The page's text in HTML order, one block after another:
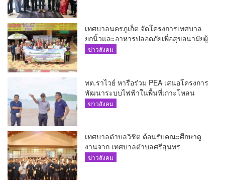
เทศบาลนครภูเก็ต จัดโครงการเทศบาล
ยกนิ้วและอาหารปลอดภัยเพื่อสุขอนามัยผู้
บริโภค
ข่าวสังคม
ทต.ราไวย์ หารือร่วม PEA เสนอโครงการ
พัฒนาระบบไฟฟ้าในพื้นที่เกาะโหลน
ข่าวสังคม
เทศบาลตำบลวิชิต ต้อนรับคณะศึกษาดู
งานจาก เทศบาลตำบลศรีสุนทร
ข่าวสังคม